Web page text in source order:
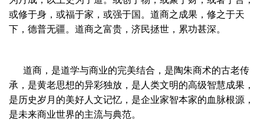
或修于身，或福于家，或强于国。道商之成果，修之于天
下，德普无疆。道商之富贵，济民拯世，累功甚深。
道商，是道学与商业的完美结合，是陶朱商术的古老传
承，是黄老思想的异彩独放，是人类文明的高级智慧成果，
是历史岁月的美好人文记忆，是企业家智本家的血脉根源，
是未来商业世界的主流与典范。